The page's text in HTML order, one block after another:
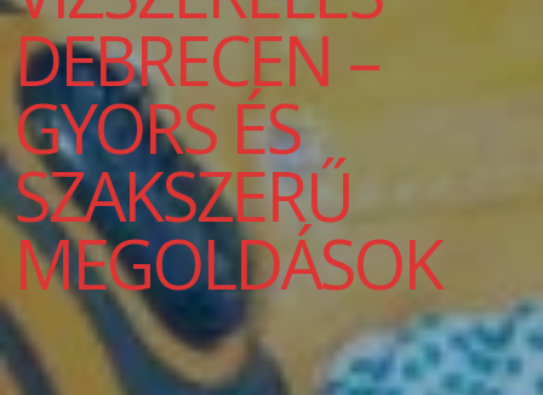
DEBRECEN –
GYORS ÉS
SZAKSZERŰ
MEGOLDÁSOK